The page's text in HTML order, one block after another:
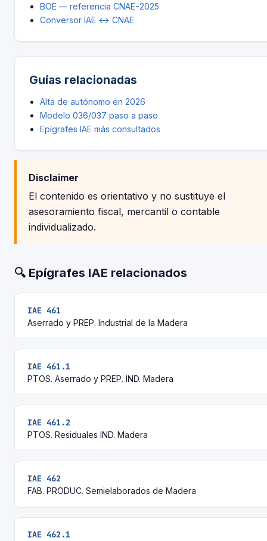
BOE — referencia CNAE-2025
Conversor IAE ↔ CNAE
Guías relacionadas
Alta de autónomo en 2026
Modelo 036/037 paso a paso
Epígrafes IAE más consultados
Disclaimer
El contenido es orientativo y no sustituye el
asesoramiento fiscal, mercantil o contable
individualizado.
🔍 Epígrafes IAE relacionados
IAE 461
Aserrado y PREP. Industrial de la Madera
IAE 461.1
PTOS. Aserrado y PREP. IND. Madera
IAE 461.2
PTOS. Residuales IND. Madera
IAE 462
FAB. PRODUC. Semielaborados de Madera
IAE 462.1